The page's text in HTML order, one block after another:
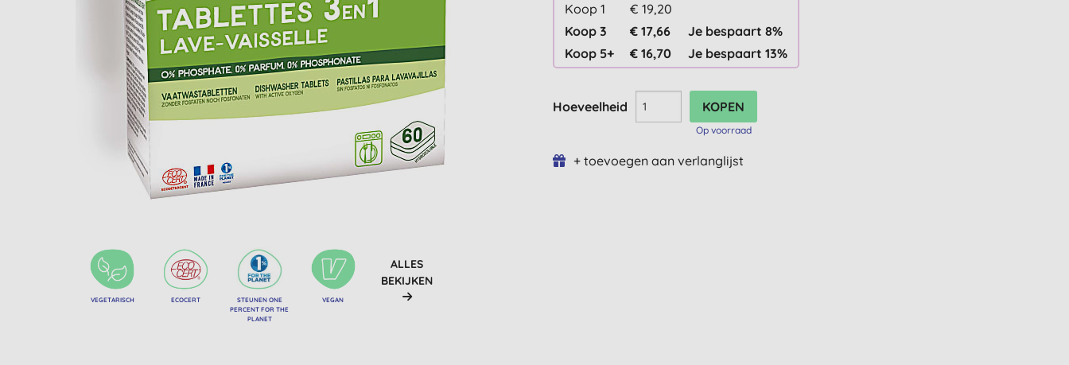
VEGETARISCH ECOCERT
STEUNEN ONE
PERCENT FOR THE
PLANET
VEGAN
ALLES
BEKIJKEN
Koop 1
€ 19,20
Koop 3
€ 17,66
Je bespaart 8%
Koop 5+
€ 16,70 Je bespaart 13%
Hoeveelheid
Op voorraad
+ toevoegen aan verlanglijst